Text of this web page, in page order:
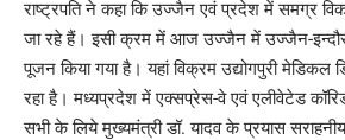
राष्ट्रपति ने कहा कि उज्जैन एवं प्रदेश में समग्र
जा रहे हैं। इसी क्रम में आज उज्जैन में उज्जैन-इन्दौर
पूजन किया गया है। यहां विक्रम उद्योगपुरी मेडिकल
रहा है। मध्यप्रदेश में एक्सप्रेस-वे एवं एलीवेटेड
सभी के लिये मुख्यमंत्री डॉ. यादव के प्रयास